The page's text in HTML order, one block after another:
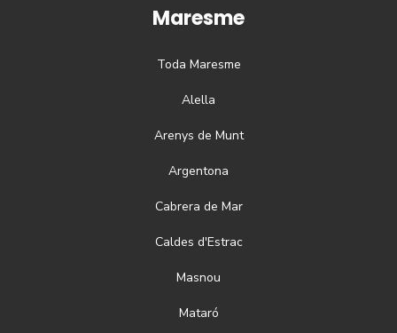
Maresme
Toda Maresme
Alella
Arenys de Munt
Argentona
Cabrera de Mar
Caldes d'Estrac
Masnou
Mataró